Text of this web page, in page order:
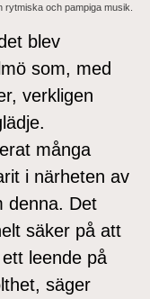
och pampiga musik.
blev
som, med
verkligen
många
i närheten av
denna. Det
säker på att
leende på
säger